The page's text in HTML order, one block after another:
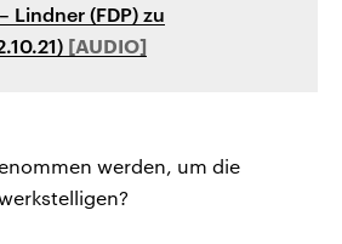
Lindner (FDP) zu
werden, um die